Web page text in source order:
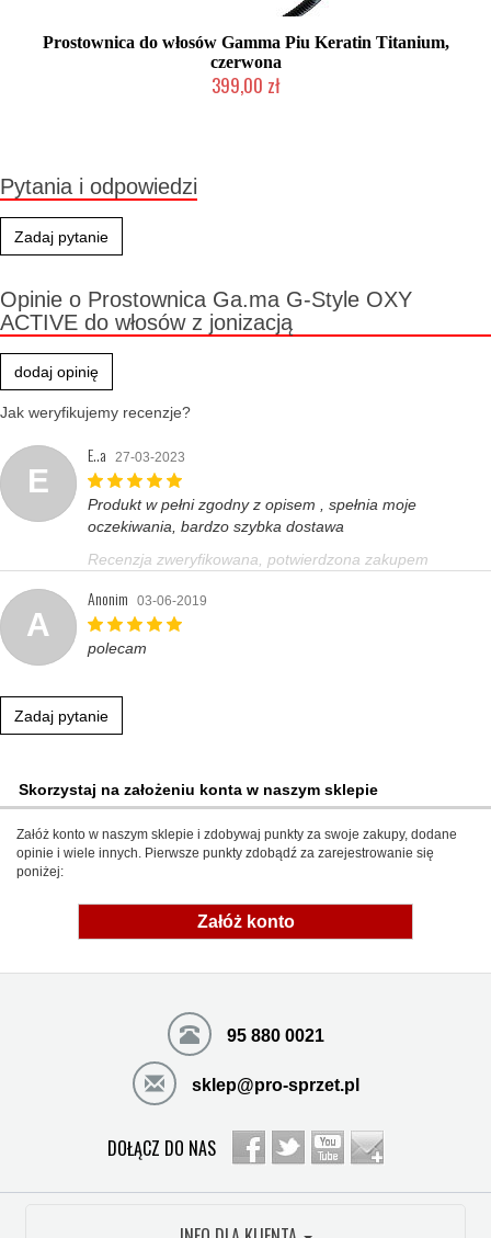
Prostownica do włosów Gamma Piu Keratin Titanium,
czerwona
399,00 zł
Pytania i odpowiedzi
Zadaj pytanie
Opinie o Prostownica Ga.ma G-Style OXY
ACTIVE do włosów z jonizacją
dodaj opinię
Jak weryfikujemy recenzje?
E
E..a 27-03-2023
Produkt w pełni zgodny z opisem , spełnia moje
oczekiwania, bardzo szybka dostawa
Recenzja zweryfikowana, potwierdzona zakupem
A
Anonim 03-06-2019
polecam
Zadaj pytanie
Skorzystaj na założeniu konta w naszym sklepie
Załóż konto w naszym sklepie i zdobywaj punkty za swoje zakupy, dodane
opinie i wiele innych. Pierwsze punkty zdobądź za zarejestrowanie się
poniżej:
Załóż konto
95 880 0021
sklep@pro-sprzet.pl
DOŁĄCZ DO NAS